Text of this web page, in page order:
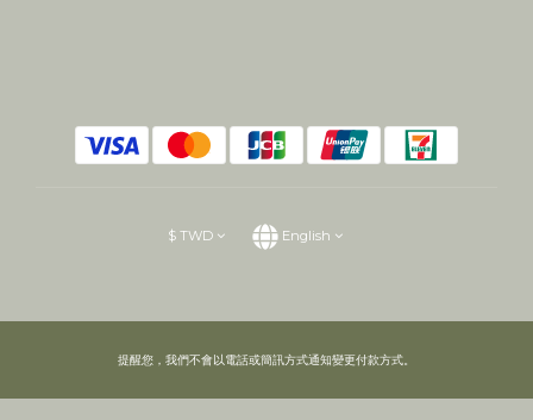
$ TWD English
提醒您，我們不會以電話或簡訊方式通知變更付款方式。